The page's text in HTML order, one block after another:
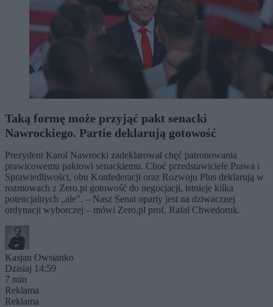
Taką formę może przyjąć pakt senacki
Nawrockiego. Partie deklarują gotowość
Prezydent Karol Nawrocki zadeklarował chęć patronowania
prawicowemu paktowi senackiemu. Choć przedstawiciele Prawa i
Sprawiedliwości, obu Konfederacji oraz Rozwoju Plus deklarują w
rozmowach z Zero.pl gotowość do negocjacji, istnieje kilka
potencjalnych „ale”. – Nasz Senat oparty jest na dziwacznej
ordynacji wyborczej – mówi Zero.pl prof. Rafał Chwedoruk.
Kasjan Owsianko
Dzisiaj 14:59
7 min
Reklama
Reklama